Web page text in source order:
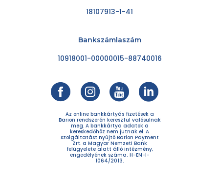
18107913-1-41
Bankszámlaszám
10918001-00000015-88740016
Az online bankkártyás fizetések a
Barion rendszerén keresztül valósulnak
meg. A bankkártya adatok a
kereskedőhöz nem jutnak el. A
szolgáltatást nyújtó Barion Payment
Zrt. a Magyar Nemzeti Bank
felügyelete alatt álló intézmény,
engedélyének száma: H-EN-I-
1064/2013.